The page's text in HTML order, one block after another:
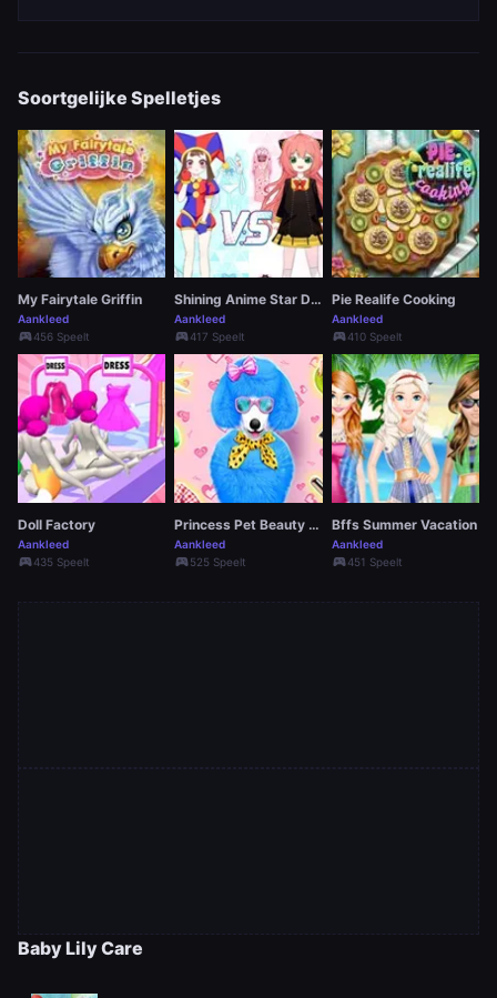
Soortgelijke Spelletjes
My Fairytale Griffin
Aankleed
sports_esports456 Speelt
Shining Anime Star Dress Up
Aankleed
sports_esports417 Speelt
Pie Realife Cooking
Aankleed
sports_esports410 Speelt
Doll Factory
Aankleed
sports_esports435 Speelt
Princess Pet Beauty Salon
Aankleed
sports_esports525 Speelt
Bffs Summer Vacation
Aankleed
sports_esports451 Speelt
Baby Lily Care